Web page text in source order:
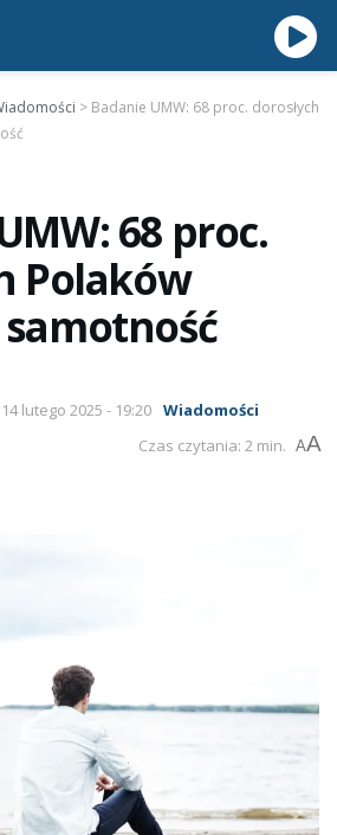
> Badanie UMW: 68 proc. dorosłych
68 proc.
Polaków
14 lutego 2025 - 19:20 Wiadomości
Czas czytania: 2 min. AA